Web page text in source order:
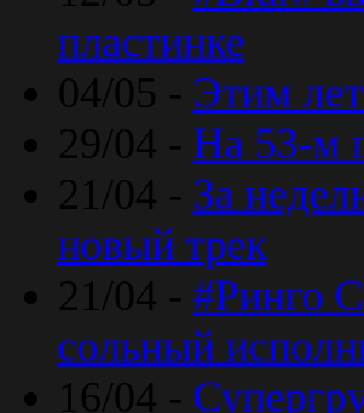
пластинке
04/05 - Этим
29/04 - На 53-м
21/04 - За
новый трек
21/04 - #Ринго
сольный
16/04 -